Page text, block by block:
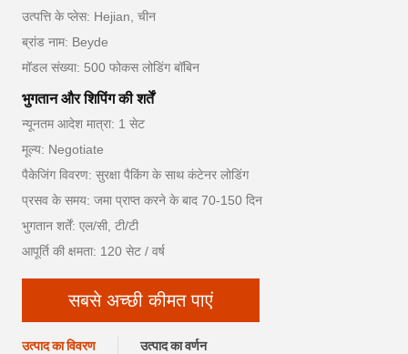
उत्पत्ति के प्लेस: Hejian, चीन
ब्रांड नाम: Beyde
मॉडल संख्या: 500 फोकस लोडिंग बॉबिन
भुगतान और शिपिंग की शर्तें
न्यूनतम आदेश मात्रा: 1 सेट
मूल्य: Negotiate
पैकेजिंग विवरण: सुरक्षा पैकिंग के साथ कंटेनर लोडिंग
प्रसव के समय: जमा प्राप्त करने के बाद 70-150 दिन
भुगतान शर्तें: एल/सी, टी/टी
आपूर्ति की क्षमता: 120 सेट / वर्ष
सबसे अच्छी कीमत पाएं
उत्पाद का विवरण उत्पाद का वर्णन